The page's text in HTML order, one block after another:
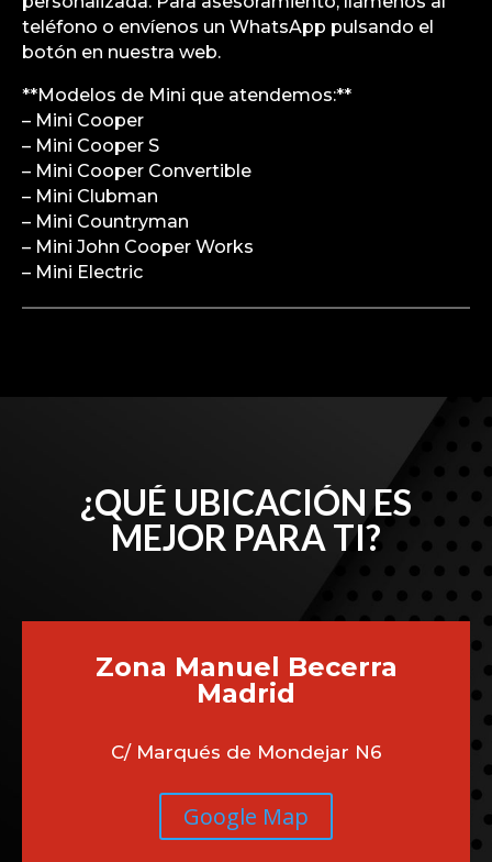
teléfono o envíenos un WhatsApp pulsando el
botón en nuestra web.
**Modelos de Mini que atendemos:**
– Mini Cooper
– Mini Cooper S
– Mini Cooper Convertible
– Mini Clubman
– Mini Countryman
– Mini John Cooper Works
– Mini Electric
¿QUÉ UBICACIÓN ES
MEJOR PARA TI?
Zona Manuel Becerra
Madrid
C/ Marqués de Mondejar N6
Google Map